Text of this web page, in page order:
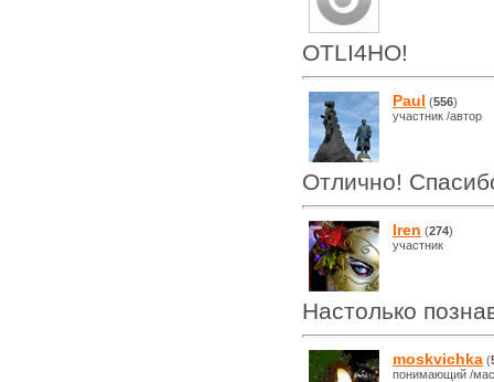
OTLI4HO!
Paul (556)
участник /автор
Отлично!
Iren (274)
участник
Настолько
moskvichka (
понимающий /